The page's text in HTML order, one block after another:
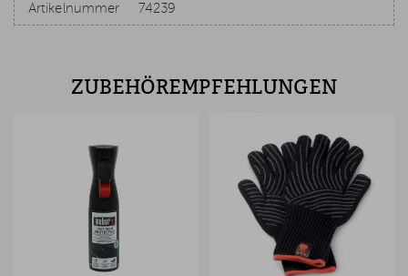
Artikelnummer 74239
ZUBEHÖREMPFEHLUNGEN